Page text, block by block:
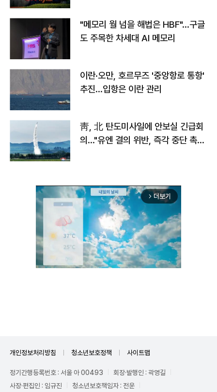
"메모리 월 넘을 해법은 HBF"…구글
도 주목한 차세대 AI 메모리
이란·오만, 호르무즈 '중앙항로 통항'
추진…입항은 이란 관리
靑, 北 탄도미사일에 안보실 긴급회
의…"유엔 결의 위반, 즉각 중단 촉
arrow_forward_ios 더보기
개인정보처리방침 청소년보호정책 사이트맵
정기간행등록번호 : 서울 아 00493
회장·발행인 : 곽영길
사장·편집인 : 임규진
청소년보호책임자 : 전운